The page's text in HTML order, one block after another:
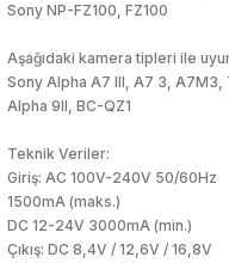
Sony NP-FZ100, FZ100
Aşağıdaki kamera tipleri ile
Sony Alpha A7 III, A7 3, A7M3,
Alpha 9II, BC-QZ1
Teknik Veriler:
Giriş: AC 100V-240V 50/60Hz
1500mA (maks.)
DC 12-24V 3000mA (min.)
Çıkış: DC 8,4V / 12,6V / 16,8V